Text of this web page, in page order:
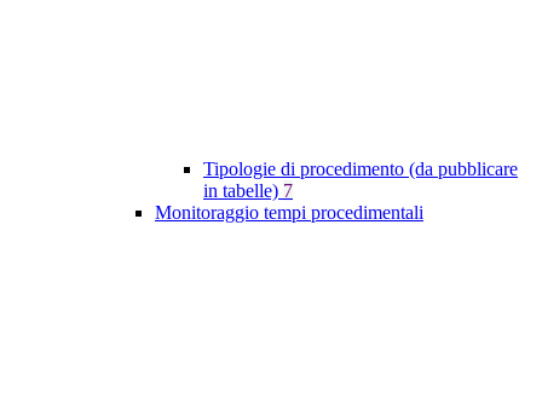
Tipologie di procedimento (da pubblicare
in tabelle) 7
Monitoraggio tempi procedimentali